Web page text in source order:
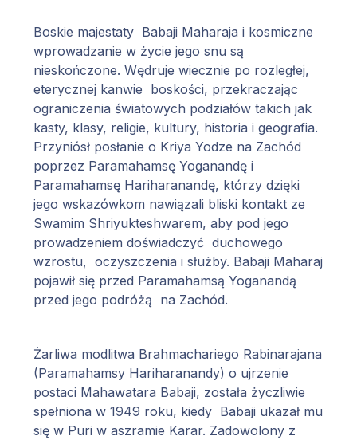
Boskie majestaty Babaji Maharaja i kosmiczne
wprowadzanie w życie jego snu są
nieskończone. Wędruje wiecznie po rozległej,
eterycznej kanwie boskości, przekraczając
ograniczenia światowych podziałów takich jak
kasty, klasy, religie, kultury, historia i geografia.
Przyniósł posłanie o Kriya Yodze na Zachód
poprzez Paramahamsę Yoganandę i
Paramahamsę Hariharanandę, którzy dzięki
jego wskazówkom nawiązali bliski kontakt ze
Swamim Shriyukteshwarem, aby pod jego
prowadzeniem doświadczyć duchowego
wzrostu, oczyszczenia i służby. Babaji Maharaj
pojawił się przed Paramahamsą Yoganandą
przed jego podróżą na Zachód.
Żarliwa modlitwa Brahmachariego Rabinarajana
(Paramahamsy Hariharanandy) o ujrzenie
postaci Mahawatara Babaji, została życzliwie
spełniona w 1949 roku, kiedy Babaji ukazał mu
się w Puri w aszramie Karar. Zadowolony z